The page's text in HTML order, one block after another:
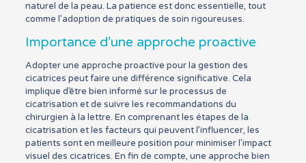
naturel de la peau. La patience est donc essentielle, tout
comme l’adoption de pratiques de soin rigoureuses.
Importance d’une approche proactive
Adopter une approche proactive pour la gestion des
cicatrices peut faire une différence significative. Cela
implique d’être bien informé sur le processus de
cicatrisation et de suivre les recommandations du
chirurgien à la lettre. En comprenant les étapes de la
cicatrisation et les facteurs qui peuvent l’influencer, les
patients sont en meilleure position pour minimiser l’impact
visuel des cicatrices. En fin de compte, une approche bien